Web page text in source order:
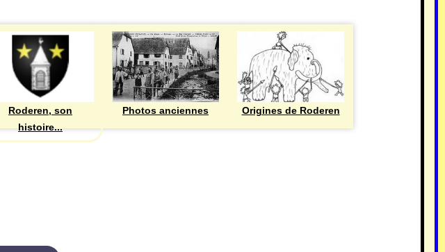
Roderen, son
histoire...
Photos anciennes Origines de Roderen